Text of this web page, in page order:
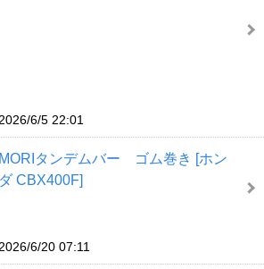
2026/6/5 22:01
MORIタンデムバー ゴム巻き [ホン
ダ CBX400F]
2026/6/20 07:11